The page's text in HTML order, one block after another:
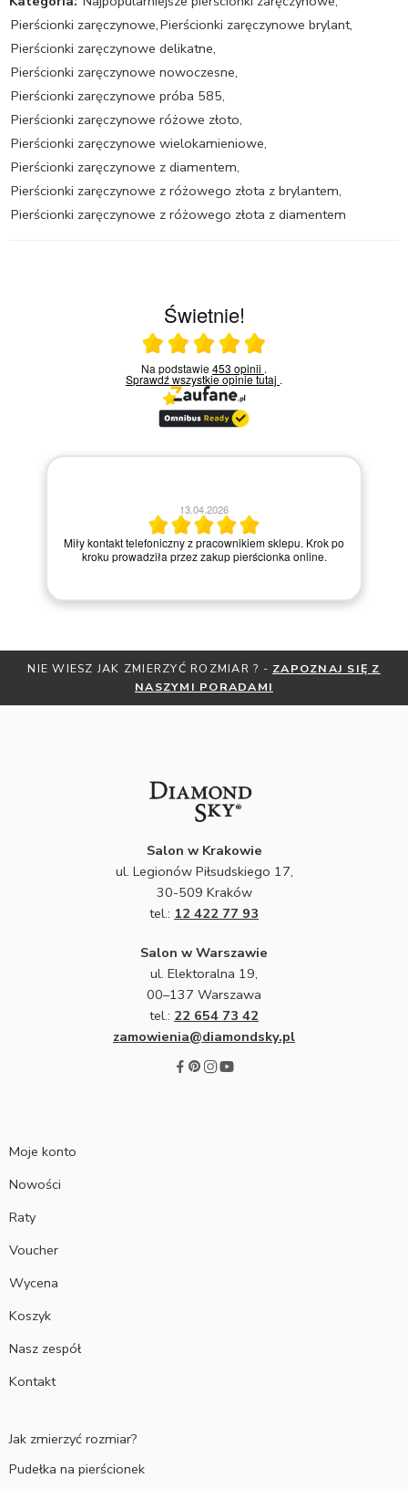
Pierścionki zaręczynowe,Pierścionki zaręczynowe brylant,
Pierścionki zaręczynowe delikatne,
Pierścionki zaręczynowe nowoczesne,
Pierścionki zaręczynowe próba 585,
Pierścionki zaręczynowe różowe złoto,
Pierścionki zaręczynowe wielokamieniowe,
Pierścionki zaręczynowe z diamentem,
Pierścionki zaręczynowe z różowego złota z brylantem,
Pierścionki zaręczynowe z różowego złota z diamentem
Świetnie!
Ocena średnia 5 na 5
Na podstawie453 opinii .
Sprawdź wszystkie opinietutaj .
z pracownikiem sklepu. Krok po
przez zakup pierścionka online.
Bardzo dobry
NIE WIESZ JAK ZMIERZYĆ ROZMIAR ? - ZAPOZNAJ SIĘ Z
NASZYMI PORADAMI
Salon w Krakowie
ul. Legionów Piłsudskiego 17,
30-509 Kraków
tel.: 12 422 77 93
Salon w Warszawie
ul. Elektoralna 19,
00–137 Warszawa
tel.: 22 654 73 42
zamowienia@diamondsky.pl
Moje konto
Nowości
Raty
Voucher
Wycena
Koszyk
Nasz zespół
Kontakt
Jak zmierzyć rozmiar?
Pudełka na pierścionek